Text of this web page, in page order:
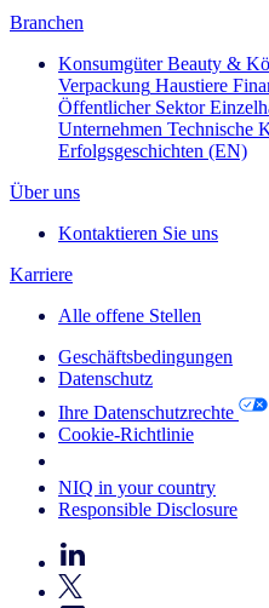
Branchen
Konsumgüter Beauty &
Verpackung Haustiere
Öffentlicher Sektor
Unternehmen Technische
Erfolgsgeschichten (EN)
Über uns
Kontaktieren Sie uns
Karriere
Alle offene Stellen
Geschäftsbedingungen
Datenschutz
Ihre Datenschutzrechte
Cookie-Richtlinie
NIQ in your country
Responsible Disclosure